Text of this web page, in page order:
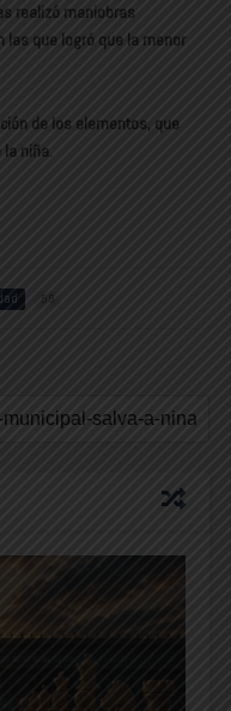
realizó maniobras
las que logró que la menor
de los elementos, que
la niña.
59